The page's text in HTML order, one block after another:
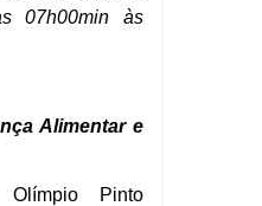
07h00min às
Alimentar e
Olímpio Pinto